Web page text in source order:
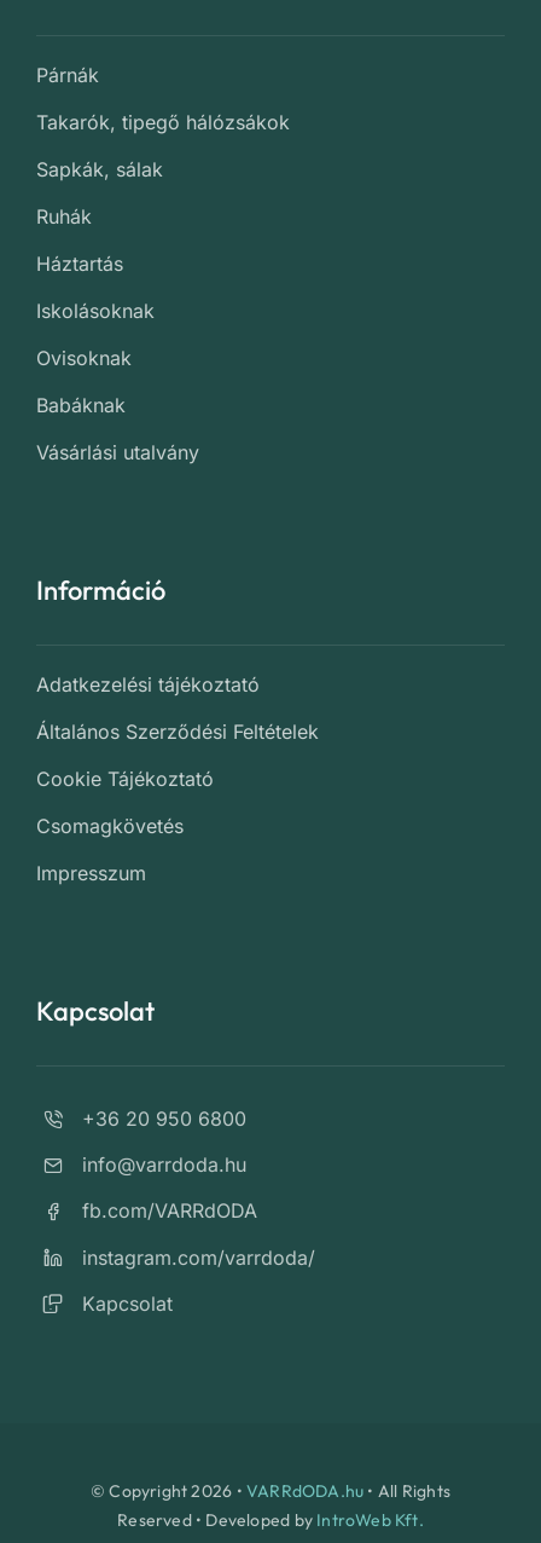
Párnák
Takarók, tipegő hálózsákok
Sapkák, sálak
Ruhák
Háztartás
Iskolásoknak
Ovisoknak
Babáknak
Vásárlási utalvány
Információ
Adatkezelési tájékoztató
Általános Szerződési Feltételek
Cookie Tájékoztató
Csomagkövetés
Impresszum
Kapcsolat
+36 20 950 6800
info@varrdoda.hu
fb.com/VARRdODA
instagram.com/varrdoda/
Kapcsolat
© Copyright 2026 • VARRdODA.hu • All Rights
Reserved • Developed by IntroWeb Kft.